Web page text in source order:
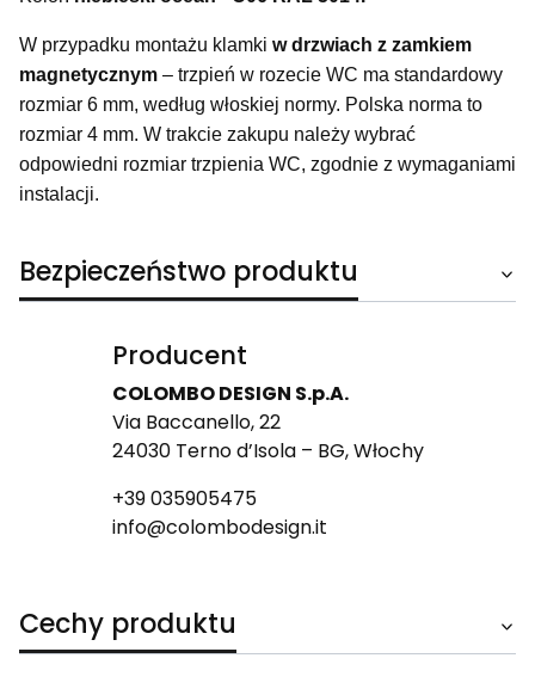
W przypadku montażu klamki w drzwiach z zamkiem
magnetycznym – trzpień w rozecie WC ma standardowy
rozmiar 6 mm, według włoskiej normy. Polska norma to
rozmiar 4 mm. W trakcie zakupu należy wybrać
odpowiedni rozmiar trzpienia WC, zgodnie z wymaganiami
instalacji.
Bezpieczeństwo produktu
Producent
COLOMBO DESIGN S.p.A.
Via Baccanello, 22
24030 Terno d’Isola – BG, Włochy
+39 035905475
info@colombodesign.it
Cechy produktu